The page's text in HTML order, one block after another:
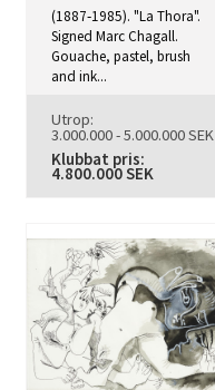
(1887‑1985). "La Thora".
Signed Marc Chagall.
Gouache, pastel, brush
and ink...
Utrop:
3.000.000 - 5.000.000 SEK
Klubbat pris:
4.800.000 SEK